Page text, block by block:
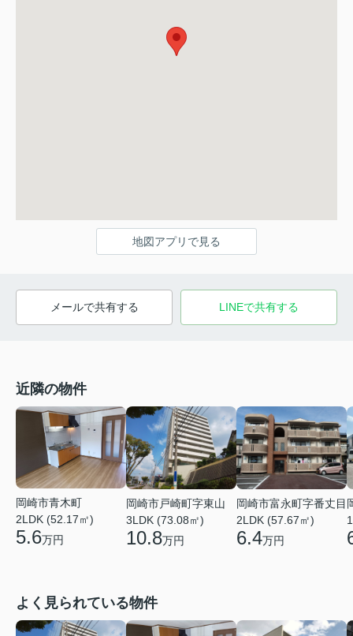
地図アプリで見る
メールで共有する LINEで共有する
近隣の物件
岡崎市青木町
2LDK (52.17㎡)
5.6万円
岡崎市戸崎町字東山
3LDK (73.08㎡)
10.8万円
岡崎市富永町字番丈目
2LDK (57.67㎡)
6.4万円
よく見られている物件